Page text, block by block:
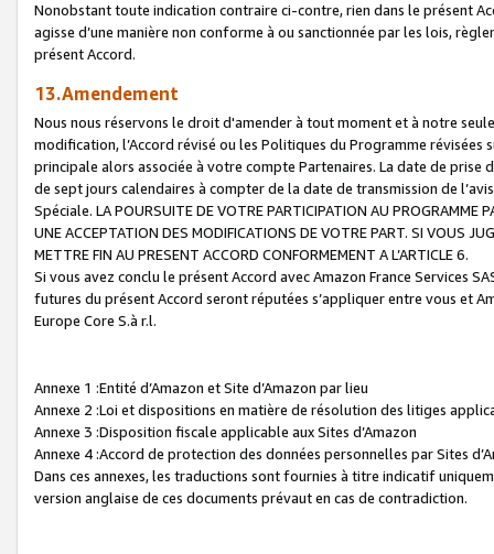
Nonobstant toute indication contraire ci-contre, rien dans le présent
agisse d’une manière non conforme à ou sanctionnée par les lois,
présent Accord.
13.Amendement
Nous nous réservons le droit d'amender à tout moment et à notre
modification, l’Accord révisé ou les Politiques du Programme
principale alors associée à votre compte Partenaires. La date de
de sept jours calendaires à compter de la date de transmission de
Spéciale. LA POURSUITE DE VOTRE PARTICIPATION AU PROGRAMME
UNE ACCEPTATION DES MODIFICATIONS DE VOTRE PART. SI VOUS
METTRE FIN AU PRESENT ACCORD CONFORMEMENT A L’ARTICLE 6.
Si vous avez conclu le présent Accord avec Amazon France Services
futures du présent Accord seront réputées s’appliquer entre vous et
Europe Core S.à r.l.
Annexe 1 :Entité d’Amazon et Site d’Amazon par lieu
Annexe 2 :Loi et dispositions en matière de résolution des litiges
Annexe 3 :Disposition fiscale applicable aux Sites d’Amazon
Annexe 4 :Accord de protection des données personnelles par Sites
Dans ces annexes, les traductions sont fournies à titre indicatif
version anglaise de ces documents prévaut en cas de contradiction.